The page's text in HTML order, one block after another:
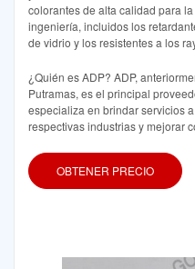
colorantes de alta calidad para
ingeniería, incluidos los
de vidrio y los resistentes a los
¿Quién es ADP? ADP,
Putramas, es el principal
especializa en brindar servicios
respectivas industrias y mejorar
OBTENER PRECIO